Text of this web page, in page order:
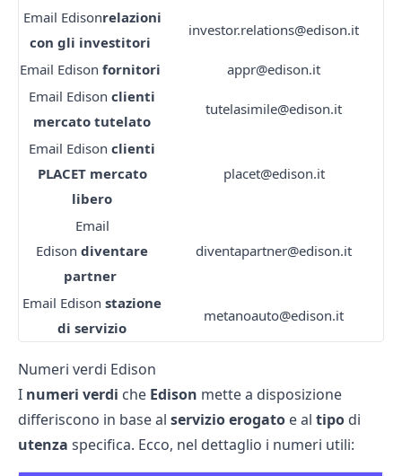
Email Edisonrelazioni
con gli investitori
investor.relations@edison.it
Email Edison fornitori
appr@edison.it
Email Edison clienti
mercato tutelato
tutelasimile@edison.it
Email Edison clienti
PLACET mercato
libero
placet@edison.it
Email
Edison diventare
partner
diventapartner@edison.it
Email Edison stazione
di servizio
metanoauto@edison.it
Numeri verdi Edison
I numeri verdi che Edison mette a disposizione
differiscono in base al servizio erogato e al tipo di
utenza specifica. Ecco, nel dettaglio i numeri utili: